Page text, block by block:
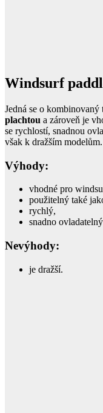
Windsurf
Jedná se o
plachtou a zároveň je
se rychlostí, snadnou
však k dražším modelům.
Výhody:
vhodné pro
použitelný také
rychlý,
snadno
Nevýhody:
je dražší.